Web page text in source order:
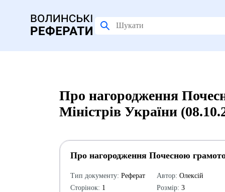
Про нагородження
Міністрів України
Про нагородження Почесною
Тип документу: Реферат
Сторінок: 1
Автор: Олексій
Розмір: 3